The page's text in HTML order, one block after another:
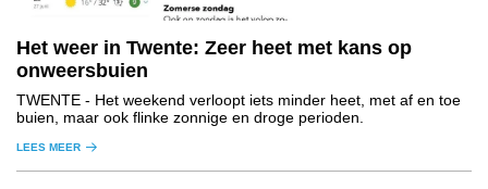
Het weer in Twente: Zeer heet met kans op
onweersbuien
TWENTE - Het weekend verloopt iets minder heet, met af en toe
buien, maar ook flinke zonnige en droge perioden.
LEES MEER